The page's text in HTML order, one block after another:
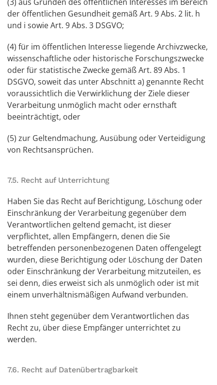
der öffentlichen Gesundheit gemäß Art. 9 Abs. 2 lit. h
und i sowie Art. 9 Abs. 3 DSGVO;
(4) für im öffentlichen Interesse liegende Archivzwecke,
wissenschaftliche oder historische Forschungszwecke
oder für statistische Zwecke gemäß Art. 89 Abs. 1
DSGVO, soweit das unter Abschnitt a) genannte Recht
voraussichtlich die Verwirklichung der Ziele dieser
Verarbeitung unmöglich macht oder ernsthaft
beeinträchtigt, oder
(5) zur Geltendmachung, Ausübung oder Verteidigung
von Rechtsansprüchen.
7.5. Recht auf Unterrichtung
Haben Sie das Recht auf Berichtigung, Löschung oder
Einschränkung der Verarbeitung gegenüber dem
Verantwortlichen geltend gemacht, ist dieser
verpflichtet, allen Empfängern, denen die Sie
betreffenden personenbezogenen Daten offengelegt
wurden, diese Berichtigung oder Löschung der Daten
oder Einschränkung der Verarbeitung mitzuteilen, es
sei denn, dies erweist sich als unmöglich oder ist mit
einem unverhältnismäßigen Aufwand verbunden.
Ihnen steht gegenüber dem Verantwortlichen das
Recht zu, über diese Empfänger unterrichtet zu
werden.
7.6. Recht auf Datenübertragbarkeit